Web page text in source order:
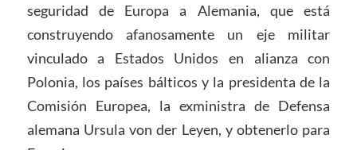
seguridad de Europa a Alemania, que está
construyendo afanosamente un eje militar
vinculado a Estados Unidos en alianza con
Polonia, los países bálticos y la presidenta de la
Comisión Europea, la exministra de Defensa
alemana Ursula von der Leyen, y obtenerlo para